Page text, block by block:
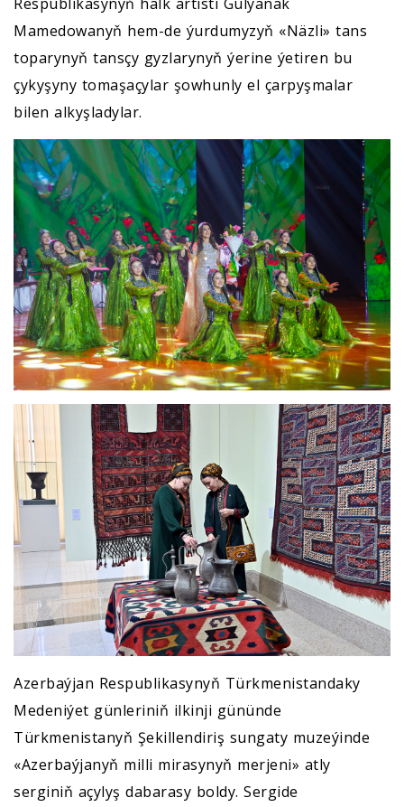
Mamedowanyň hem-de ýurdumyzyň «Näzli» tans
toparynyň tansçy gyzlarynyň ýerine ýetiren bu
çykyşyny tomaşaçylar şowhunly el çarpyşmalar
bilen alkyşladylar.
Azerbaýjan Respublikasynyň Türkmenistandaky
Medeniýet günleriniň ilkinji gününde
Türkmenistanyň Şekillendiriş sungaty muzeýinde
«Azerbaýjanyň milli mirasynyň merjeni» atly
serginiň açylyş dabarasy boldy. Sergide